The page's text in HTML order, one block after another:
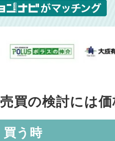
売買の検討には
買う時